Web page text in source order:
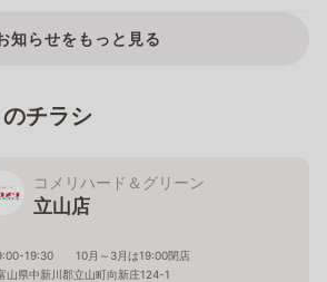
知らせをもっと見る
チラシ
コメリハード＆グリーン
立山店
19:30 10月～3月は19:00閉店
山県中新川郡立山町向新庄124-1